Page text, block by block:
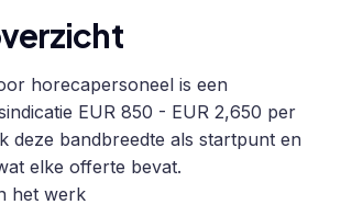
horecapersoneel is een
EUR 850 - EUR 2,650 per
deze bandbreedte als startpunt en
elke offerte bevat.
het werk